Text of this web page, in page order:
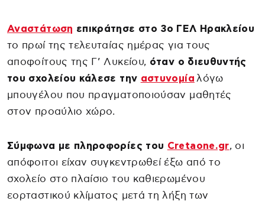
Αναστάτωση επικράτησε στο 3ο ΓΕΛ Ηρακλείου
το πρωί της τελευταίας ημέρας για τους
αποφοίτους της Γ’ Λυκείου, όταν ο διευθυντής
του σχολείου κάλεσε την αστυνομία λόγω
μπουγέλου που πραγματοποιούσαν μαθητές
στον προαύλιο χώρο.
Σύμφωνα με πληροφορίες του Cretaone.gr, οι
απόφοιτοι είχαν συγκεντρωθεί έξω από το
σχολείο στο πλαίσιο του καθιερωμένου
εορταστικού κλίματος μετά τη λήξη των